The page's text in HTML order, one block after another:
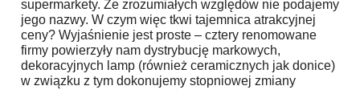
supermarkety. Ze zrozumiałych względów nie podajemy
jego nazwy. W czym więc tkwi tajemnica atrakcyjnej
ceny? Wyjaśnienie jest proste – cztery renomowane
firmy powierzyły nam dystrybucję markowych,
dekoracyjnych lamp (również ceramicznych jak donice)
w związku z tym dokonujemy stopniowej zmiany